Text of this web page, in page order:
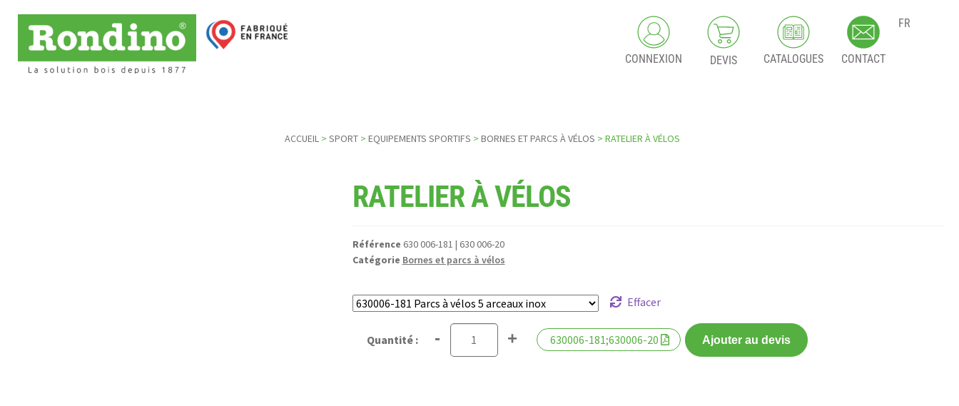
CONNEXION DEVIS CATALOGUES CONTACT
FR
ACCUEIL> SPORT> EQUIPEMENTS SPORTIFS > BORNES ET PARCS À VÉLOS > RATELIER À VÉLOS
RATELIER À VÉLOS
Référence 630 006-181 | 630 006-20
Catégorie Bornes et parcs à vélos
Effacer
630006-181;630006-20
- + Ajouter au devis